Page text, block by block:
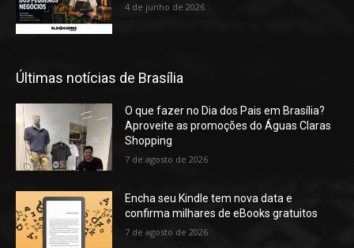
4 de junho de 2026
Últimas notícias de Brasília
O que fazer no Dia dos Pais em Brasília?
Aproveite as promoções do Águas Claras
Shopping
7 de agosto de 2026
Encha seu Kindle tem nova data e
confirma milhares de eBooks gratuitos
7 de agosto de 2026